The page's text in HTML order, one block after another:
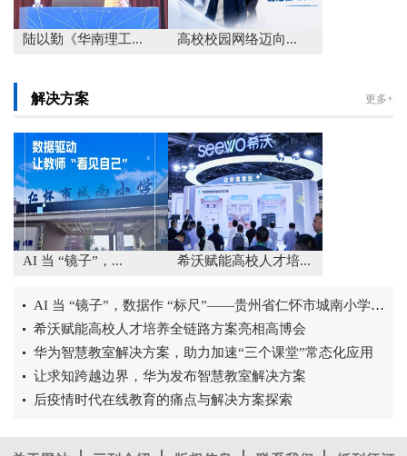
陆以勤《华南理工... 高校校园网络迈向...
更多+
解决方案
AI 当 “镜子”，... 希沃赋能高校人才培...
AI 当 “镜子”，数据作 “标尺”——贵州省仁怀市城南小学 AI 课...
希沃赋能高校人才培养全链路方案亮相高博会
华为智慧教室解决方案，助力加速“三个课堂”常态化应用
让求知跨越边界，华为发布智慧教室解决方案
后疫情时代在线教育的痛点与解决方案探索